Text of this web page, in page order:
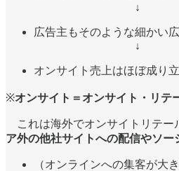
↓
広告主もそのような細かい
↓
オンサイト売上はほぼ成り
※オンサイト＝オンサイト・リテ
これは海外でオンサイトリテー
ア外の他社サイトへの配信やソ
（オンラインへの集客が大